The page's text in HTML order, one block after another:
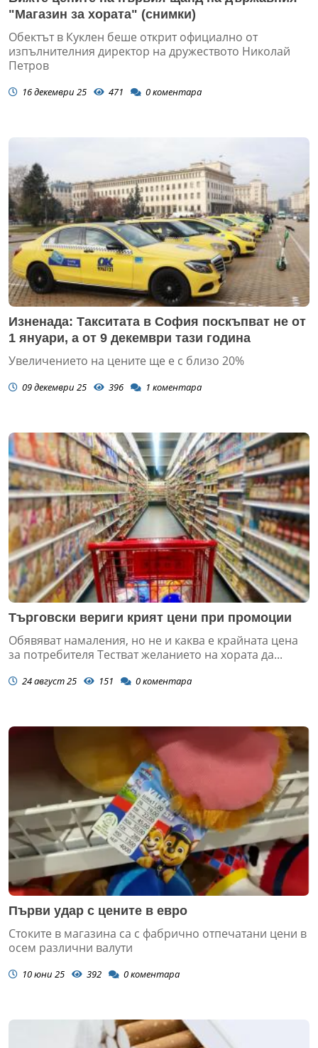
"Магазин за хората" (снимки)
Обектът в Куклен беше открит официално от
изпълнителния директор на дружеството Николай
Петров
16 декември 25 471 0коментара
Изненада: Такситата в София поскъпват не от
1 януари, а от 9 декември тази година
Увеличението на цените ще е с близо 20%
09 декември 25 396 1 коментара
Търговски вериги крият цени при промоции
Обявяват намаления, но не и каква е крайната цена
за потребителя Тестват желанието на хората да...
24 август 25 151 0коментара
Първи удар с цените в евро
Стоките в магазина са с фабрично отпечатани цени в
осем различни валути
10 юни 25 392 0коментара